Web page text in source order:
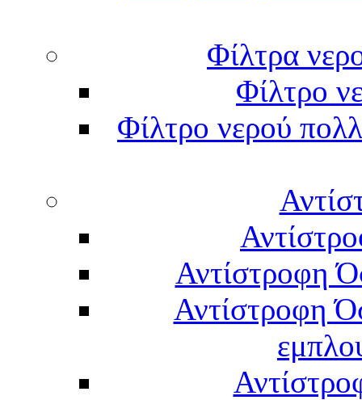
Φίλτρα
Φίλτρο
Φίλτρο νερού
Αντίστροφη
Αντίστροφη